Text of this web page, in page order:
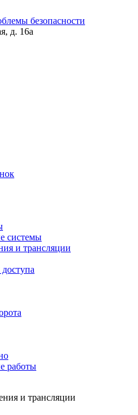
д. 16а
системы
и трансляции
работы
и трансляции